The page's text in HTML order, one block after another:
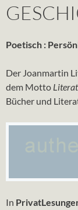
Poetisch :
Der Joanmartin
dem Motto
Bücher und
In